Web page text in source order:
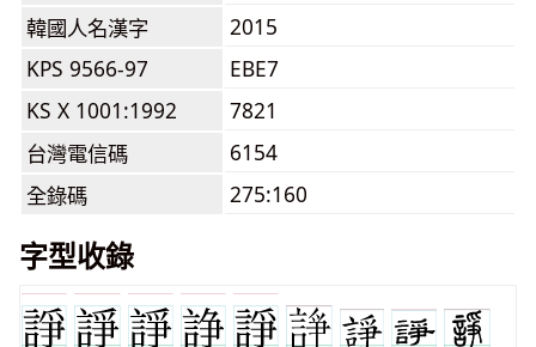
韓國人名漢字
2015
KPS 9566-97
EBE7
KS X 1001:1992
7821
台灣電信碼
6154
全錄碼
275:160
字型收錄